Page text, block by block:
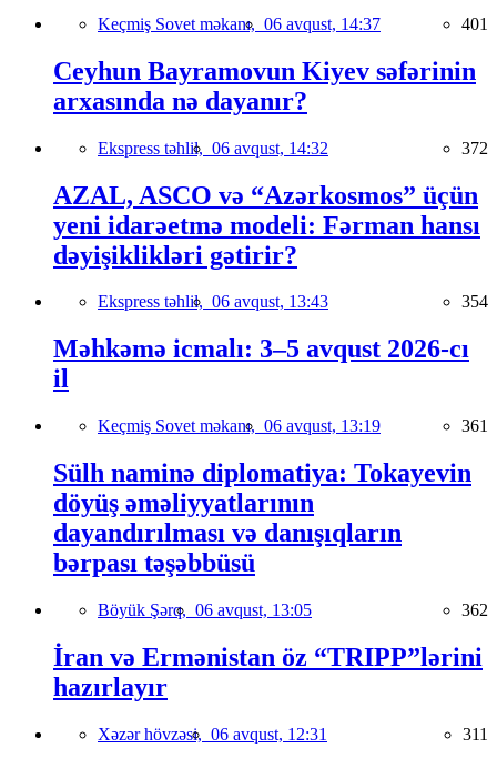
Keçmiş Sovet məkanı, 06 avqust, 14:37 401
Ceyhun Bayramovun Kiyev səfərinin
arxasında nə dayanır?
Ekspress təhlil, 06 avqust, 14:32 372
AZAL, ASCO və “Azərkosmos” üçün
yeni idarəetmə modeli: Fərman hansı
dəyişiklikləri gətirir?
Ekspress təhlil, 06 avqust, 13:43 354
Məhkəmə icmalı: 3–5 avqust 2026-cı
il
Keçmiş Sovet məkanı, 06 avqust, 13:19 361
Sülh naminə diplomatiya: Tokayevin
döyüş əməliyyatlarının
dayandırılması və danışıqların
bərpası təşəbbüsü
Böyük Şərq, 06 avqust, 13:05 362
İran və Ermənistan öz “TRIPP”lərini
hazırlayır
Xəzər hövzəsi, 06 avqust, 12:31 311